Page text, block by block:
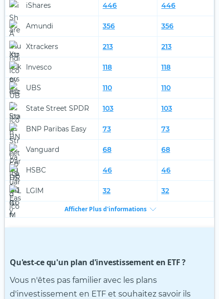
iShares 446 446
Amundi 356 356
Xtrackers 213 213
Invesco 118 118
UBS 110 110
State Street SPDR 103 103
BNP Paribas Easy 73 73
Vanguard 68 68
HSBC 46 46
LGIM 32 32
Afficher Plus d'informations
Qu'est-ce qu'un plan d'investissement en ETF ?
Vous n'êtes pas familier avec les plans
d'investissement en ETF et souhaitez savoir ils